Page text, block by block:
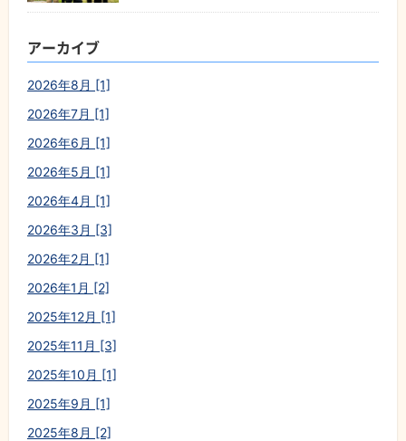
アーカイブ
2026年8月 [1]
2026年7月 [1]
2026年6月 [1]
2026年5月 [1]
2026年4月 [1]
2026年3月 [3]
2026年2月 [1]
2026年1月 [2]
2025年12月 [1]
2025年11月 [3]
2025年10月 [1]
2025年9月 [1]
2025年8月 [2]